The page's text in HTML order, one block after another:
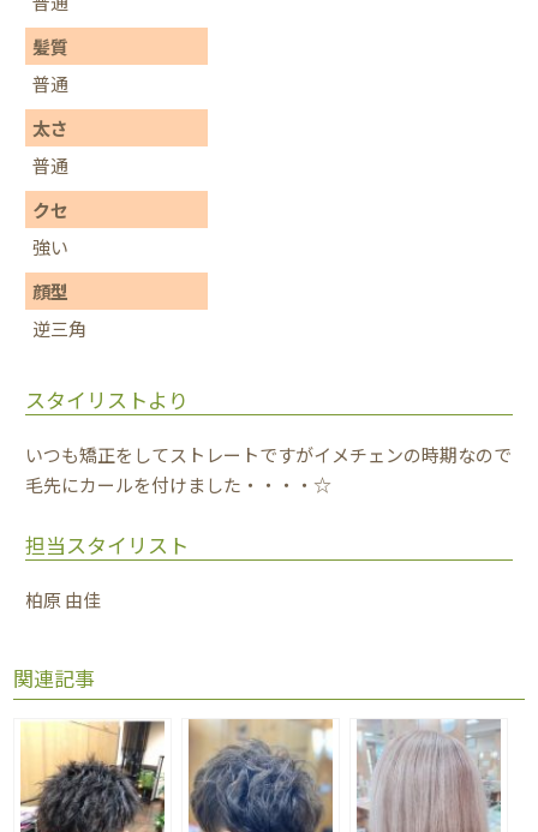
髪質
普通
太さ
普通
クセ
強い
顔型
逆三角
スタイリストより
いつも矯正をしてストレートですがイメチェンの時期なので
毛先にカールを付けました・・・・☆
担当スタイリスト
柏原 由佳
関連記事